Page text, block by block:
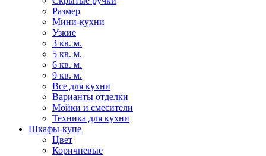
Размер
Мини-кухни
Узкие
3 кв. м.
5 кв. м.
6 кв. м.
9 кв. м.
Все для кухни
Варианты отделки
Мойки и смесители
Техника для кухни
Шкафы-купе
Цвет
Коричневые